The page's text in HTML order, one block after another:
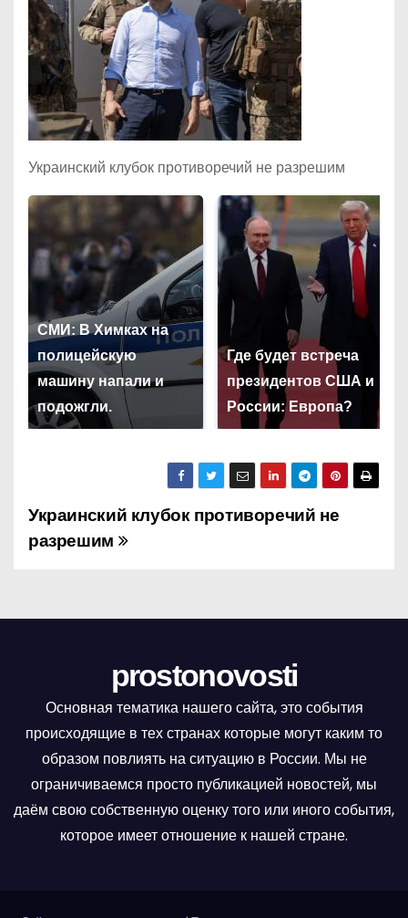
Украинский клубок противоречий не разрешим
СМИ: В Химках на
полицейскую
машину напали и
подожгли.
Где будет встреча
президентов США и
России: Европа?
Н
а
ц
и
Украинский клубок противоречий не
разрешим
prostonovosti
Основная тематика нашего сайта, это события
происходящие в тех странах которые могут каким то
образом повлиять на ситуацию в России. Мы не
ограничиваемся просто публикацией новостей, мы
даём свою собственную оценку того или иного события,
которое имеет отношение к нашей стране.